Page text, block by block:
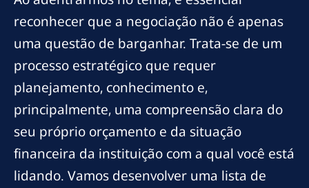
reconhecer que a negociação não é apenas
uma questão de barganhar. Trata-se de um
processo estratégico que requer
planejamento, conhecimento e,
principalmente, uma compreensão clara do
seu próprio orçamento e da situação
financeira da instituição com a qual você está
lidando. Vamos desenvolver uma lista de